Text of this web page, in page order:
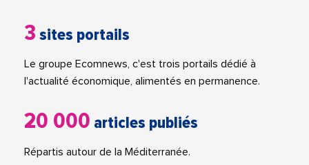
3 sites portails
Le groupe Ecomnews, c'est trois portails dédié à
l'actualité économique, alimentés en permanence.
20 000 articles publiés
Répartis autour de la Méditerranée.